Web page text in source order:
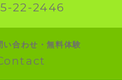
22-2446
い合わせ・無料体験